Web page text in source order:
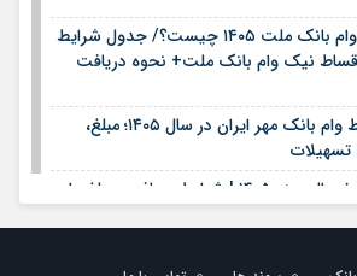
نیک وام بانک ملت ۱۴۰۵ چیست؟/ جدول شرایط
نیک وام بانک ملت+ نحوه دریافت
شرایط وام بانک مهر ایران در سال ۱۴۰۵؛ مبلغ،
تسهیلات
وام قرض الحسنه ۱۴۰۵ | شرایط دریافت، مبلغ وام،